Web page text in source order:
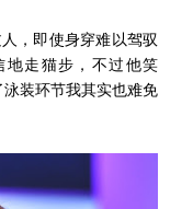
，即使身穿难以驾驭
地走猫步，不过他笑
装环节我其实也难免